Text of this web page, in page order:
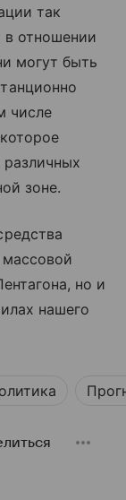
так
отношении
могут быть
числе
зоне.
но и
нашего